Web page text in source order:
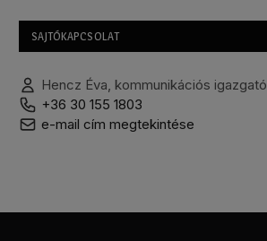
SAJTÓKAPCSOLAT
Hencz Éva, kommunikációs igazgató
+36 30 155 1803
e-mail cím megtekintése